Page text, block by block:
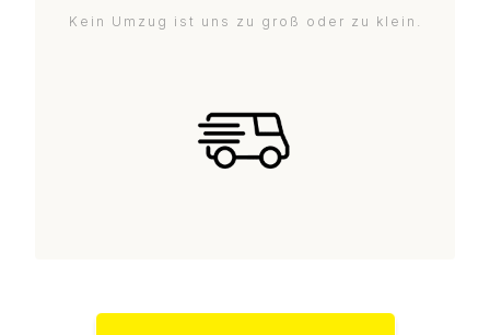
Kein Umzug ist uns zu groß oder zu klein.